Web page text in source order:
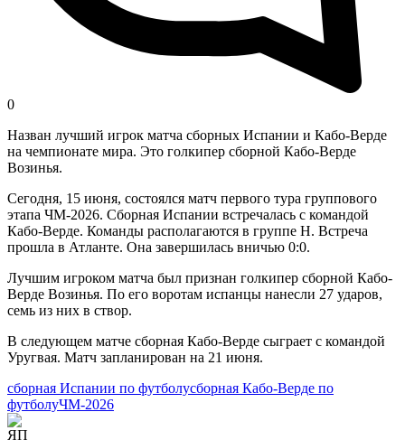
0
Назван лучший игрок матча сборных Испании и Кабо-Верде
на чемпионате мира. Это голкипер сборной Кабо-Верде
Возинья.
Сегодня, 15 июня, состоялся матч первого тура группового
этапа ЧМ-2026. Сборная Испании встречалась с командой
Кабо-Верде. Команды располагаются в группе H. Встреча
прошла в Атланте. Она завершилась вничью 0:0.
Лучшим игроком матча был признан голкипер сборной Кабо-
Верде Возинья. По его воротам испанцы нанесли 27 ударов,
семь из них в створ.
В следующем матче сборная Кабо-Верде сыграет с командой
Уругвая. Матч запланирован на 21 июня.
сборная Испании по футболусборная Кабо-Верде по
футболуЧМ-2026